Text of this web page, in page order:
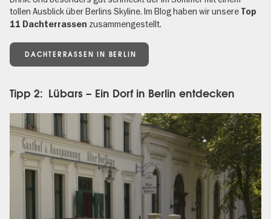
tollen Ausblick über Berlins Skyline. Im Blog haben wir unsere Top
11 Dachterrassen zusammengestellt.
DACHTERRASSEN IN BERLIN
Tipp 2: Lübars – Ein Dorf in Berlin entdecken